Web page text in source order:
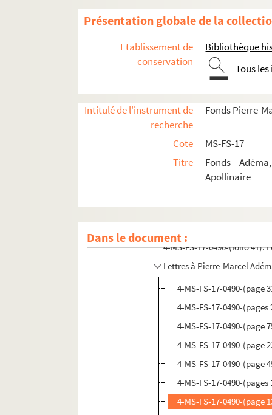
Présentation globale de la
Etablissement de
conservation
Bibliothèque
Tous
Intitulé de l'instrument de
recherche
Fonds Pierre-
Cote
MS-FS-17
Titre
Fonds
Apollinaire
Dans le document :
Portraits
Etudes
Revues consacrées à Guillaume
Le flâneur des deux rives, 1954-
4-MS-FS-17-0489. Pierre-
4-MS-FS-17-0490-(folio 59).
4-MS-FS-17-0490-(folio 57).
4-MS-FS-17-0490-(folio 35).
4-MS-FS-17-0490-(folio 41).
Lettres à Pierre-Marcel
4-MS-FS-17-0490-(page
4-MS-FS-17-0490-
4-MS-FS-17-0490-(page
4-MS-FS-17-0490-(page
4-MS-FS-17-0490-(page
4-MS-FS-17-0490-
4-MS-FS-17-0490-(page